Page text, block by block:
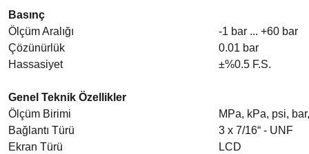
Basınç
Ölçüm Aralığı
-1 bar ... +60 bar
Çözünürlük
0.01 bar
Hassasiyet
±%0.5 F.S.
Genel Teknik Özellikler
Ölçüm Birimi
MPa, kPa, psi, bar,
Bağlantı Türü
3 x 7/16“ - UNF
Ekran Türü
LCD